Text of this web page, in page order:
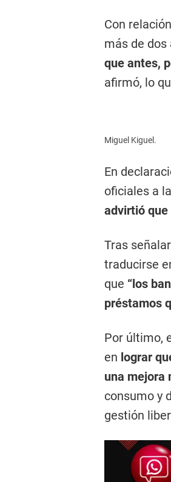
Con
más de dos
que antes,
afirmó, lo
Miguel Kiguel.
En
oficiales a
advirtió
Tras
traducirse
que “los
préstamos
Por último,
en lograr
una mejora
consumo y
gestión